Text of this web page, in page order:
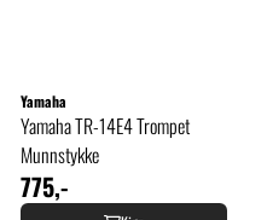
Yamaha
Yamaha TR-14E4 Trompet
Munnstykke
775,-